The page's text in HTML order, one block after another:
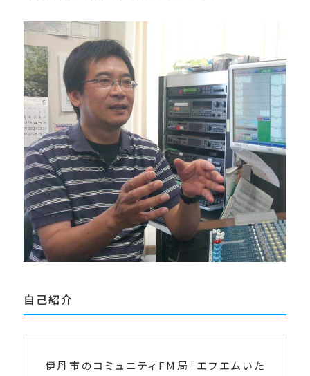
自己紹介
伊丹市のコミュニティFM局「エフエムいた